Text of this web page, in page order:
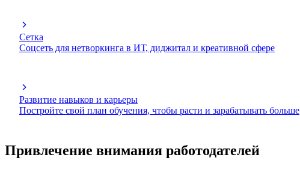
Сетка
Соцсеть для нетворкинга в ИТ, диджитал и креативной сфере
Развитие навыков и карьеры
Постройте свой план обучения, чтобы расти и зарабатывать больше
Привлечение внимания работодателей